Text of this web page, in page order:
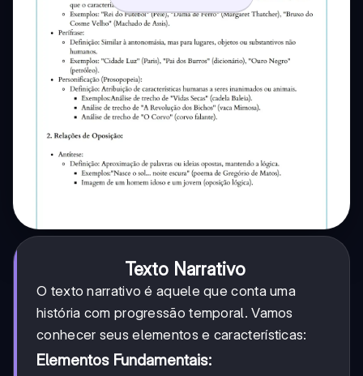
Texto Narrativo
O texto narrativo é aquele que conta uma
história com progressão temporal. Vamos
conhecer seus elementos e características:
Elementos Fundamentais: